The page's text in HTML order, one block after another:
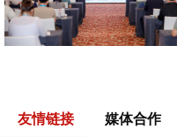
友情链接 媒体合作